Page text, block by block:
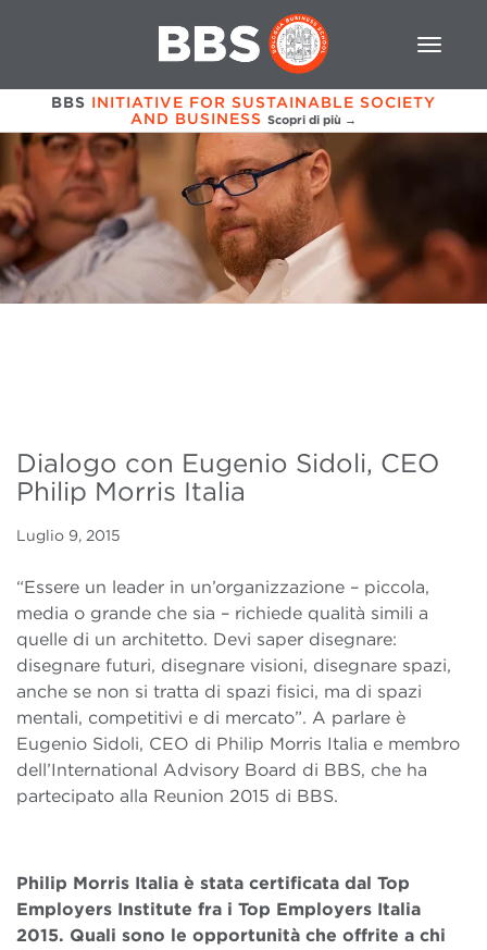
BBS INITIATIVE FOR SUSTAINABLE SOCIETY
AND BUSINESS Scopri di più →
Dialogo con Eugenio Sidoli, CEO
Philip Morris Italia
Luglio 9, 2015
“Essere un leader in un’organizzazione – piccola,
media o grande che sia – richiede qualità simili a
quelle di un architetto. Devi saper disegnare:
disegnare futuri, disegnare visioni, disegnare spazi,
anche se non si tratta di spazi fisici, ma di spazi
mentali, competitivi e di mercato”. A parlare è
Eugenio Sidoli, CEO di Philip Morris Italia e membro
dell’International Advisory Board di BBS, che ha
partecipato alla Reunion 2015 di BBS.
Philip Morris Italia è stata certificata dal Top
Employers Institute fra i Top Employers Italia
2015. Quali sono le opportunità che offrite a chi